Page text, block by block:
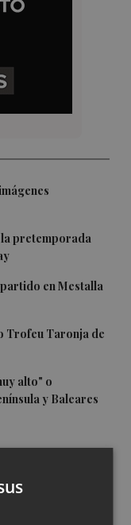
pretemporada
en Mestalla
Trofeu Taronja de
alto" o
y Baleares